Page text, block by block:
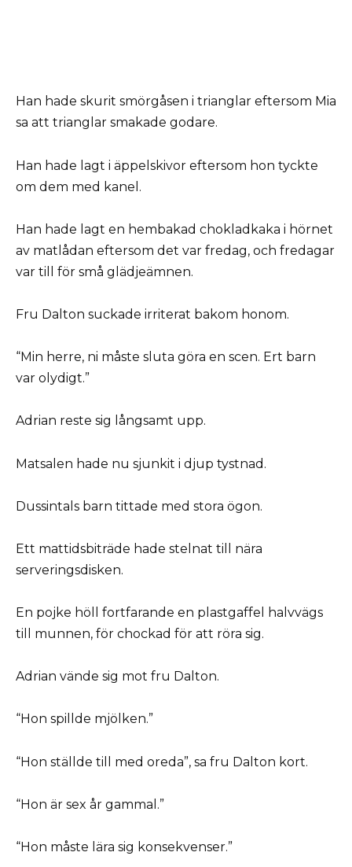
Han hade skurit smörgåsen i trianglar eftersom Mia
sa att trianglar smakade godare.
Han hade lagt i äppelskivor eftersom hon tyckte
om dem med kanel.
Han hade lagt en hembakad chokladkaka i hörnet
av matlådan eftersom det var fredag, och fredagar
var till för små glädjeämnen.
Fru Dalton suckade irriterat bakom honom.
“Min herre, ni måste sluta göra en scen. Ert barn
var olydigt.”
Adrian reste sig långsamt upp.
Matsalen hade nu sjunkit i djup tystnad.
Dussintals barn tittade med stora ögon.
Ett mattidsbiträde hade stelnat till nära
serveringsdisken.
En pojke höll fortfarande en plastgaffel halvvägs
till munnen, för chockad för att röra sig.
Adrian vände sig mot fru Dalton.
“Hon spillde mjölken.”
“Hon ställde till med oreda”, sa fru Dalton kort.
“Hon är sex år gammal.”
“Hon måste lära sig konsekvenser.”